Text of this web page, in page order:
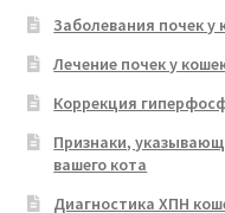
Заболевания почек у
Лечение почек у
Коррекция
Признаки,
вашего кота
Диагностика ХПН